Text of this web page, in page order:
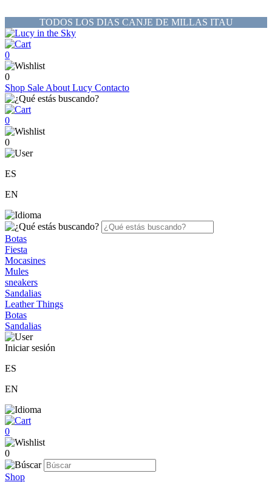
TODOS LOS DIAS CANJE DE MILLAS ITAU
0
0
Shop Sale About Lucy Contacto
0
0
ES
EN
Botas
Fiesta
Mocasines
Mules
sneakers
Sandalias
Leather Things
Botas
Sandalias
Iniciar sesión
ES
EN
0
0
Shop